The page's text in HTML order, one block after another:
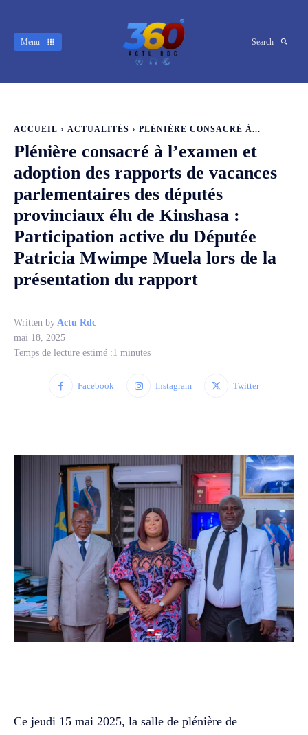
Menu Search
ACCUEIL ACTUALITÉS PLÉNIÈRE CONSACRÉ À...
Plénière consacré à l’examen et
adoption des rapports de vacances
parlementaires des députés
provinciaux élu de Kinshasa :
Participation active du Députée
Patricia Mwimpe Muela lors de la
présentation du rapport
Written by Actu Rdc
mai 18, 2025
Temps de lecture estimé :1 minutes
Facebook Instagram Twitter
‎Ce jeudi 15 mai 2025, la salle de plénière de